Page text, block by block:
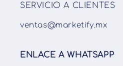
SERVICIO A CLIENTES
ventas@marketify.mx
ENLACE A WHATSAPP